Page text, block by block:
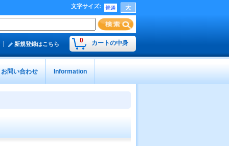
文字サイズ:
0 カートの中身
新規登録はこちら
お問い合わせ Information